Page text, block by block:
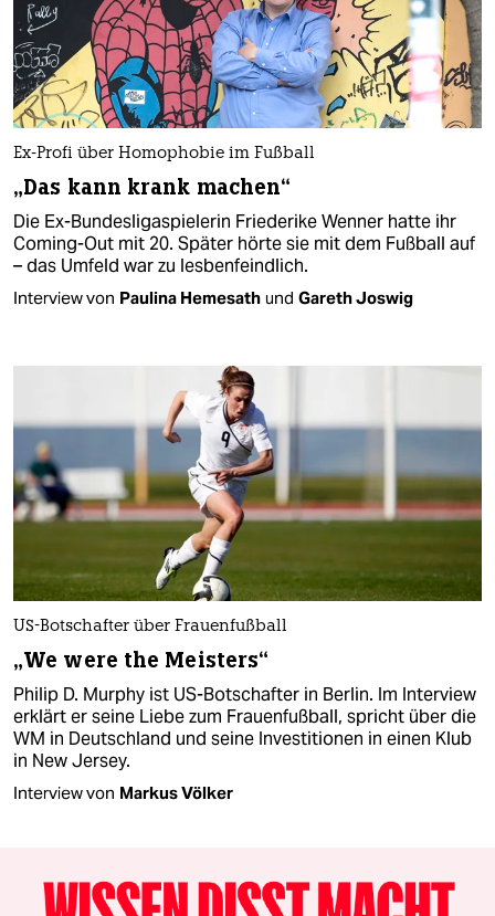
Ex-Profi über Homophobie im Fußball
„Das kann krank machen“
Die Ex-Bundesligaspielerin Friederike Wenner hatte ihr
Coming-Out mit 20. Später hörte sie mit dem Fußball auf
– das Umfeld war zu lesbenfeindlich.
Interview von Paulina Hemesath und Gareth Joswig
US-Botschafter über Frauenfußball
„We were the Meisters“
Philip D. Murphy ist US-Botschafter in Berlin. Im Interview
erklärt er seine Liebe zum Frauenfußball, spricht über die
WM in Deutschland und seine Investitionen in einen Klub
in New Jersey.
Interview von Markus Völker